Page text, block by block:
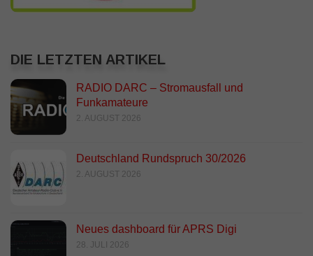
DIE LETZTEN ARTIKEL
RADIO DARC – Stromausfall und
Funkamateure
2. AUGUST 2026
Deutschland Rundspruch 30/2026
2. AUGUST 2026
Neues dashboard für APRS Digi
28. JULI 2026